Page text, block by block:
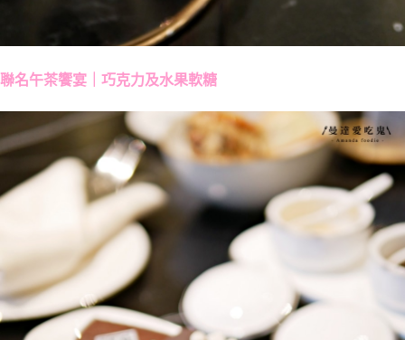
聯名午茶饗宴｜巧克力及水果軟糖